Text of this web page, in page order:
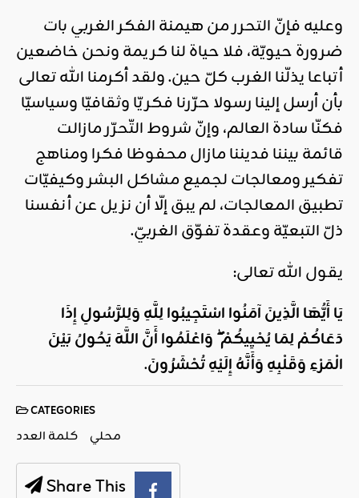
وعليه فإنّ التحرر من هيمنة الفكر الغربي بات
ضرورة حيويّة، فلا حياة لنا كريمة ونحن خاضعين
أتباعا يذلّنا الغرب كلّ حين. ولقد أكرمنا الله تعالى
بأن أرسل إلينا رسولا حرّرنا فكريّا وثقافيّا وسياسيّا
فكنّا سادة العالم، وإنّ شروط التّحرّر مازالت
قائمة بيننا فديننا مازال محفوظا فكرا ومناهج
تفكير ومعالجات لجميع مشاكل البشر وكيفيّات
تطبيق المعالجات، لم يبق إلّا أن نزيل عن أنفسنا
ذلّ التبعيّة وعقدة تفوّق الغربيّ.
يقول الله تعالى:
يَا أَيُّهَا الَّذِينَ آمَنُوا اسْتَجِيبُوا لِلَّهِ وَلِلرَّسُولِ إِذَا
دَعَاكُمْ لِمَا يُحْيِيكُمْ ۖ وَاعْلَمُوا أَنَّ اللَّهَ يَحُولُ بَيْنَ
الْمَرْءِ وَقَلْبِهِ وَأَنَّهُ إِلَيْهِ تُحْشَرُونَ.
CATEGORIES
كلمة العدد محلي
Share This